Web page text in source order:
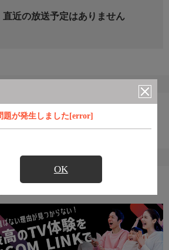
題が発生しました[error]
OK
直近の放送予定はありません
すめ番組
報